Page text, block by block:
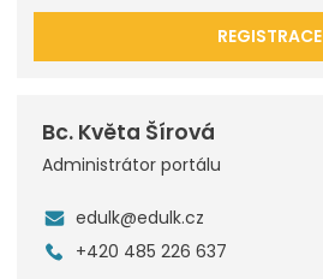
REGISTRACE
Bc. Květa Šírová
Administrátor portálu
edulk@edulk.cz
+420 485 226 637